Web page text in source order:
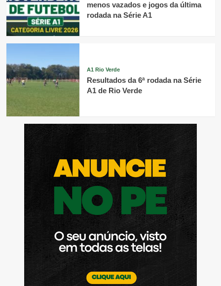
menos vazados e jogos da última
rodada na Série A1
A1 Rio Verde
Resultados da 6ª rodada na Série
A1 de Rio Verde